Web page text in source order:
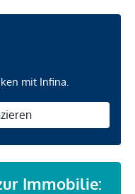
mit Infina.
Immobilie: